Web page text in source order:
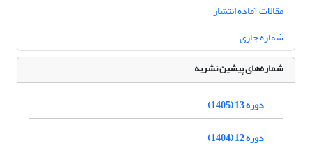
مقالات آماده انتشار
شماره جاری
شماره‌های پیشین نشریه
دوره 13 (1405)
دوره 12 (1404)